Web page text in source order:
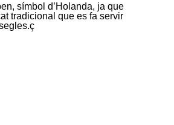
símbol d’Holanda, ja que
tradicional que es fa servir